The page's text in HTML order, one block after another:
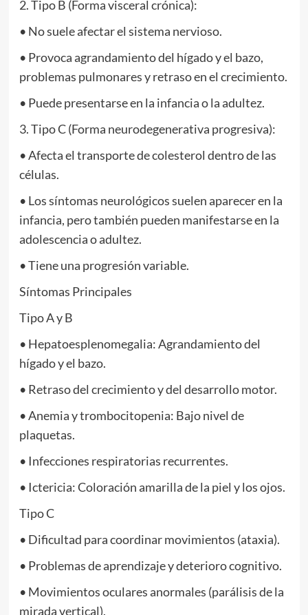
2. Tipo B (Forma visceral crónica):
• No suele afectar el sistema nervioso.
• Provoca agrandamiento del hígado y el bazo,
problemas pulmonares y retraso en el crecimiento.
• Puede presentarse en la infancia o la adultez.
3. Tipo C (Forma neurodegenerativa progresiva):
• Afecta el transporte de colesterol dentro de las
células.
• Los síntomas neurológicos suelen aparecer en la
infancia, pero también pueden manifestarse en la
adolescencia o adultez.
• Tiene una progresión variable.
Síntomas Principales
Tipo A y B
• Hepatoesplenomegalia: Agrandamiento del
hígado y el bazo.
• Retraso del crecimiento y del desarrollo motor.
• Anemia y trombocitopenia: Bajo nivel de
plaquetas.
• Infecciones respiratorias recurrentes.
• Ictericia: Coloración amarilla de la piel y los ojos.
Tipo C
• Dificultad para coordinar movimientos (ataxia).
• Problemas de aprendizaje y deterioro cognitivo.
• Movimientos oculares anormales (parálisis de la
mirada vertical).